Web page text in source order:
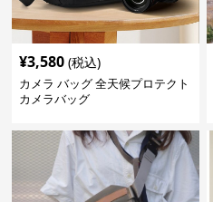
¥3,580 (税込)
カメラ バッグ 全天候プロテクト
カメラバッグ